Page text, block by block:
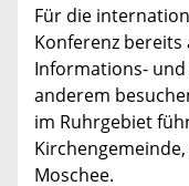
Für die
Konferenz bereits
Informations-
anderem
im Ruhrgebiet
Moschee.